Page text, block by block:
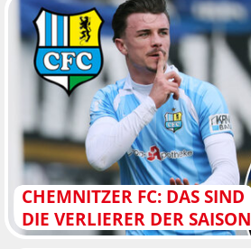
CHEMNITZER FC: DAS SIND
DIE VERLIERER DER SAISON